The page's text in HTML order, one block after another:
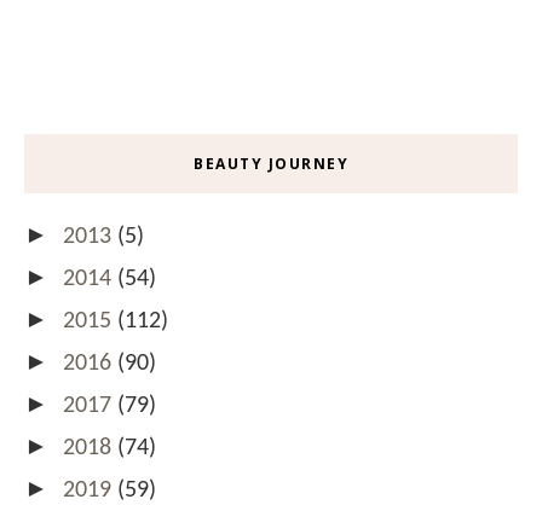
BEAUTY JOURNEY
► 2013 (5)
► 2014 (54)
► 2015 (112)
► 2016 (90)
► 2017 (79)
► 2018 (74)
► 2019 (59)